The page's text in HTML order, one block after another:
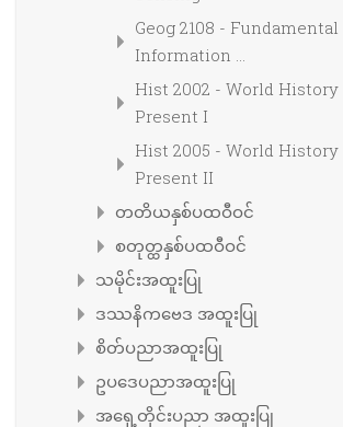
Geog 2108 -
Information ...
Hist 2002 - World History
Present I
Hist 2005 - World History
Present II
တတိယနှစ်ပထဝီဝင်
စတုတ္ထနှစ်ပထဝီဝင်
သမိုင်းအထူးပြု
ဒဿနိကဗေဒ အထူးပြု
စိတ်ပညာအထူးပြု
ဥပဒေပညာအထူးပြု
အရှေ့တိုင်းပညာ အထူးပြု